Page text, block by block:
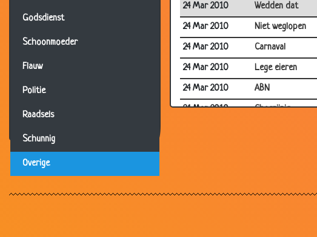
Godsdienst
Schoonmoeder
Flauw
Politie
Raadsels
Schunnig
Overige
24 Mar 2010
Wedden dat
24 Mar 2010
Niet weglopen
24 Mar 2010
Carnaval
24 Mar 2010
Lege eieren
24 Mar 2010
ABN
24 Mar 2010
Chagrijnig
19 Mar 2010
Bezorgde vader